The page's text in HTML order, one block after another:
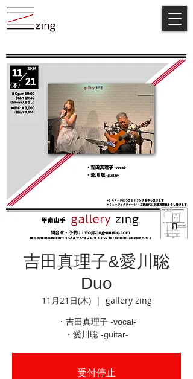
吉田真理子&愛川聡
Duo
11月21日(木)
  |
gallery zing
・吉田真理子 -vocal-
・愛川聡 -guitar-
受付停止